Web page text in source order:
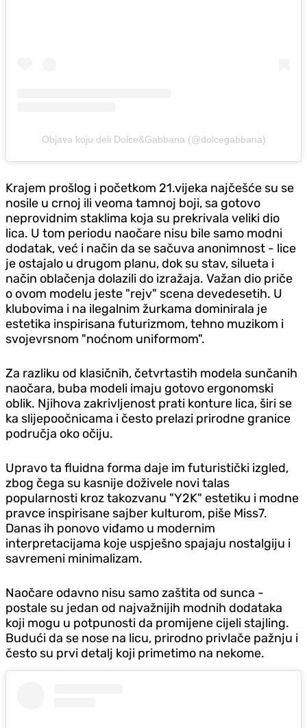
Objava koju deli Dolce&Gabbana (@dolcegabbana)
Krajem prošlog i početkom 21.vijeka najčešće su se
nosile u crnoj ili veoma tamnoj boji, sa gotovo
neprovidnim staklima koja su prekrivala veliki dio
lica. U tom periodu naočare nisu bile samo modni
dodatak, već i način da se sačuva anonimnost - lice
je ostajalo u drugom planu, dok su stav, silueta i
način oblačenja dolazili do izražaja. Važan dio priče
o ovom modelu jeste "rejv" scena devedesetih. U
klubovima i na ilegalnim žurkama dominirala je
estetika inspirisana futurizmom, tehno muzikom i
svojevrsnom "noćnom uniformom".
Za razliku od klasičnih, četvrtastih modela sunčanih
naočara, buba modeli imaju gotovo ergonomski
oblik. Njihova zakrivljenost prati konture lica, širi se
ka slijepoočnicama i često prelazi prirodne granice
područja oko očiju.
Upravo ta fluidna forma daje im futuristički izgled,
zbog čega su kasnije doživele novi talas
popularnosti kroz takozvanu "Y2K" estetiku i modne
pravce inspirisane sajber kulturom, piše Miss7.
Danas ih ponovo viđamo u modernim
interpretacijama koje uspješno spajaju nostalgiju i
savremeni minimalizam.
Naočare odavno nisu samo zaštita od sunca -
postale su jedan od najvažnijih modnih dodataka
koji mogu u potpunosti da promijene cijeli stajling.
Budući da se nose na licu, prirodno privlače pažnju i
često su prvi detalj koji primetimo na nekome.